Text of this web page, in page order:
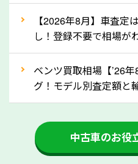
な車は早めに廃車手続き
③自動車税の還付金
ましょう！
車を廃車にすると、自動
ができる場合があります
付金をお客様に返還しな
をする際には、自動車税
かを確認するようにして
【2026年8月】車査定
し！登録不要で相場が
ベンツ買取相場【’26
グ！モデル別査定額と
中古車のお役